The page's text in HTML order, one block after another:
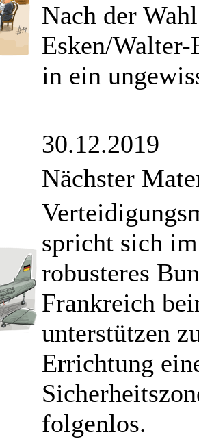
Nach der
Esken/
in ein
30.12.2019
Nächster
spricht sich
robusteres
Frankreich
unterstützen
Errichtung
folgenlos.